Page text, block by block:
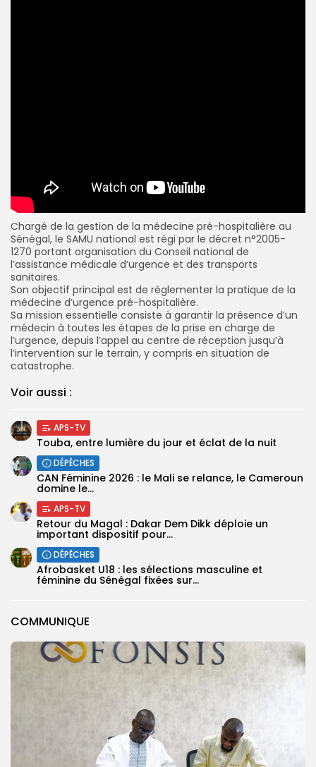
COMMUNIQUE
Chargé de la gestion de la médecine pré-hospitalière au
Sénégal, le SAMU national est régi par le décret n°2005-
1270 portant organisation du Conseil national de
l’assistance médicale d’urgence et des transports
sanitaires.
Son objectif principal est de réglementer la pratique de la
médecine d’urgence pré-hospitalière.
Sa mission essentielle consiste à garantir la présence d’un
médecin à toutes les étapes de la prise en charge de
l’urgence, depuis l’appel au centre de réception jusqu’à
l’intervention sur le terrain, y compris en situation de
catastrophe.
Voir aussi :
APS-TV
Touba, entre lumière du jour et éclat de la nuit
DÉPÊCHES
‎CAN Féminine 2026 : le Mali se relance, le Cameroun
domine le...
APS-TV
Retour du Magal : Dakar Dem Dikk déploie un
important dispositif pour...
DÉPÊCHES
‎Afrobasket U18 : les sélections masculine et
féminine du Sénégal fixées sur...